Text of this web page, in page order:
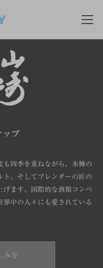
メ
ップ
も四季を重ねながら、木樽の
。 そしてブレンダーの匠の
ます。
国際的な酒類コンペ
界中の人々にも愛されている
み方